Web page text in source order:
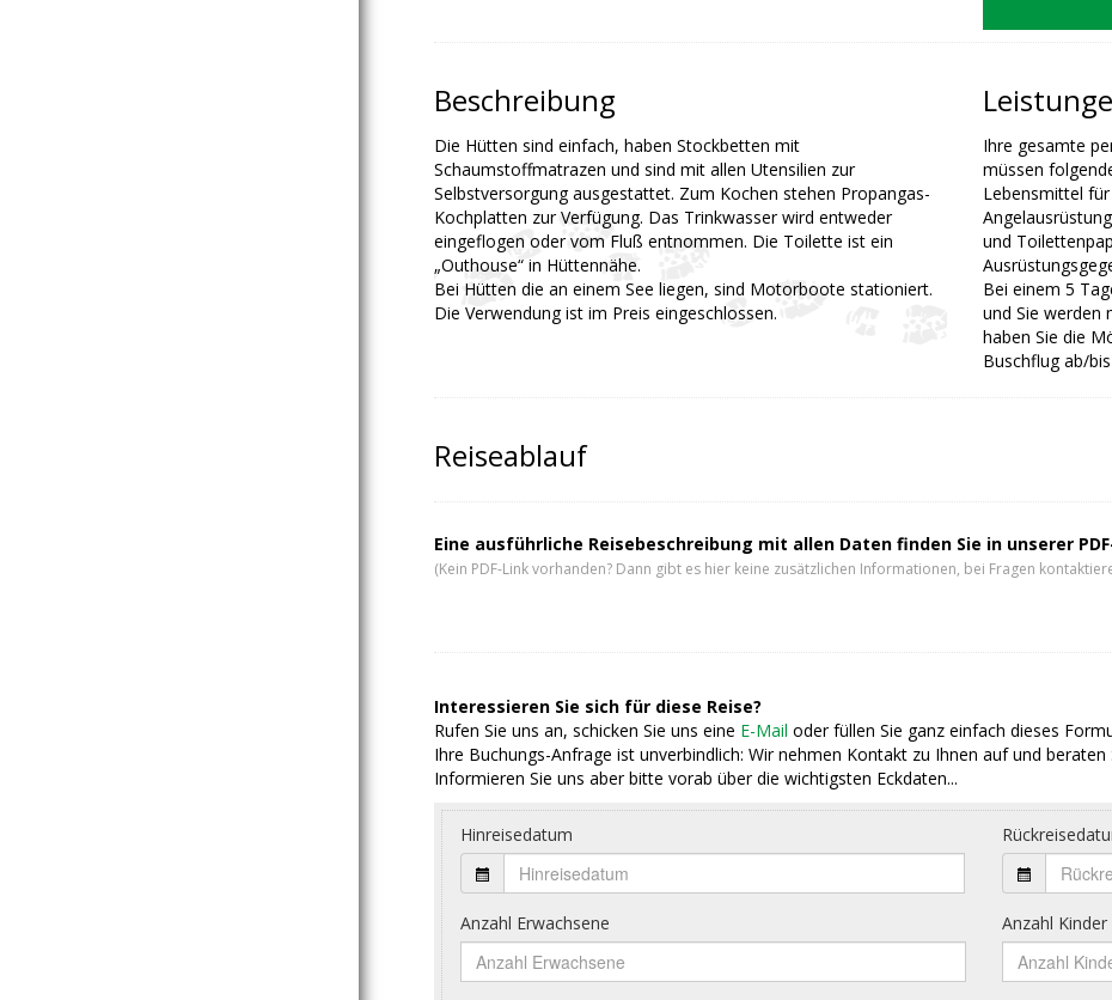
Beschreibung
Die Hütten sind einfach, haben Stockbetten mit
Schaumstoffmatrazen und sind mit allen Utensilien zur
Selbstversorgung ausgestattet. Zum Kochen stehen Propangas-
Kochplatten zur Verfügung. Das Trinkwasser wird entweder
eingeflogen oder vom Fluß entnommen. Die Toilette ist ein
„Outhouse“ in Hüttennähe.
Bei Hütten die an einem See liegen, sind Motorboote stationiert.
Die Verwendung ist im Preis eingeschlossen.
Ihre gesamte
müssen
Lebensmittel
und
Bei einem 5
und Sie werden
haben Sie die
Buschflug ab/
Reiseablauf
Eine ausführliche Reisebeschreibung mit allen Daten finden Sie in unserer
(Kein PDF-Link vorhanden? Dann gibt es hier keine zusätzlichen Informationen, bei Fragen
Interessieren Sie sich für diese Reise?
Rufen Sie uns an, schicken Sie uns eine E-Mail oder füllen Sie ganz einfach dieses
Ihre Buchungs-Anfrage ist unverbindlich: Wir nehmen Kontakt zu Ihnen auf und
Informieren Sie uns aber bitte vorab über die wichtigsten Eckdaten...